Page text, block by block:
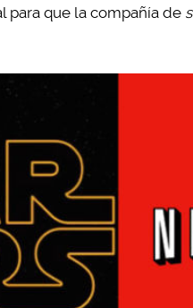
para que la compañía de